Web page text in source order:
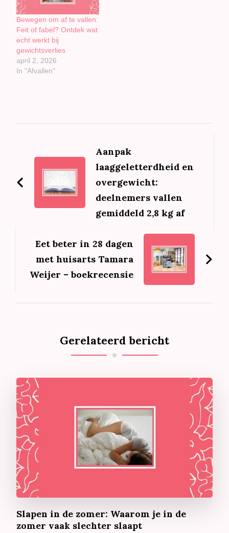
Bewegen om af te vallen:
Feit of fabel? Ontdek wat
echt werkt bij
gewichtsverlies
april 2, 2026
In "Afvallen"
navigatie
Aanpak
laaggeletterdheid en
overgewicht:
deelnemers vallen
gemiddeld 2,8 kg af
Eet beter in 28 dagen
met huisarts Tamara
Weijer – boekrecensie
Gerelateerd bericht
Slapen in de zomer: Waarom je in de
zomer vaak slechter slaapt